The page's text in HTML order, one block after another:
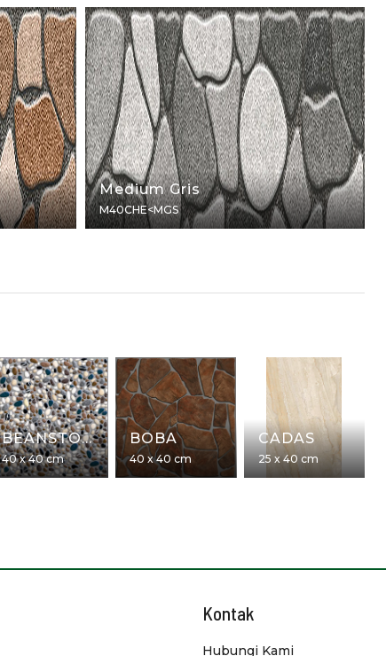
Medium Gris
M40CHE<MGS
BEANSTONE
40 x 40 cm
BOBA
40 x 40 cm
CADAS
25 x 40 cm
Kontak
Hubungi Kami